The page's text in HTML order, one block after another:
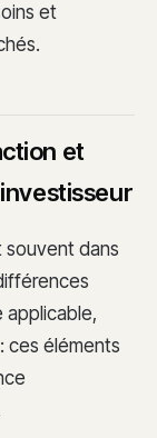
et
et
souvent dans
applicable,
ces éléments